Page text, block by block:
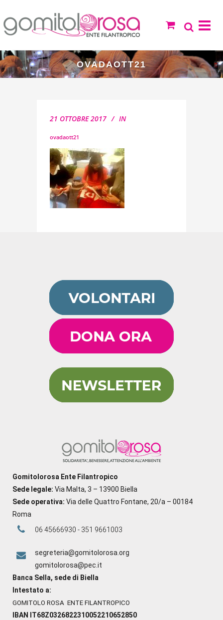
OVADAOTT21
21 OTTOBRE 2017 IN
ovadaott21
Gomitolorosa Ente Filantropico
Sede legale: Via Malta, 3 – 13900 Biella
Sede operativa: Via delle Quattro Fontane, 20/a – 00184
Roma
06 45666930 - 351 9661003
segreteria@gomitolorosa.org
gomitolorosa@pec.it
Banca Sella, sede di Biella
Intestato a:
GOMITOLO ROSA ENTE FILANTROPICO
IBAN IT68Z0326822310052210652850